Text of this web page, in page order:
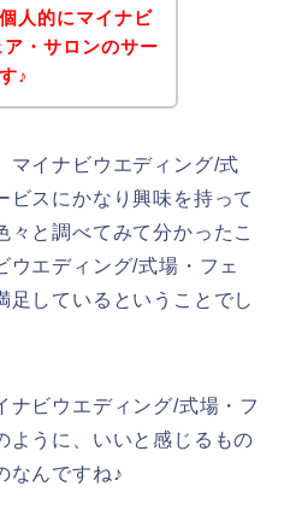
人的にマイナビ
・サロンのサー
♪
マイナビウエディング/式
ビスにかなり興味を持って
々と調べてみて分かったこ
ウエディング/式場・フェ
足しているということでし
ナビウエディング/式場・フ
ように、いいと感じるもの
なんですね♪